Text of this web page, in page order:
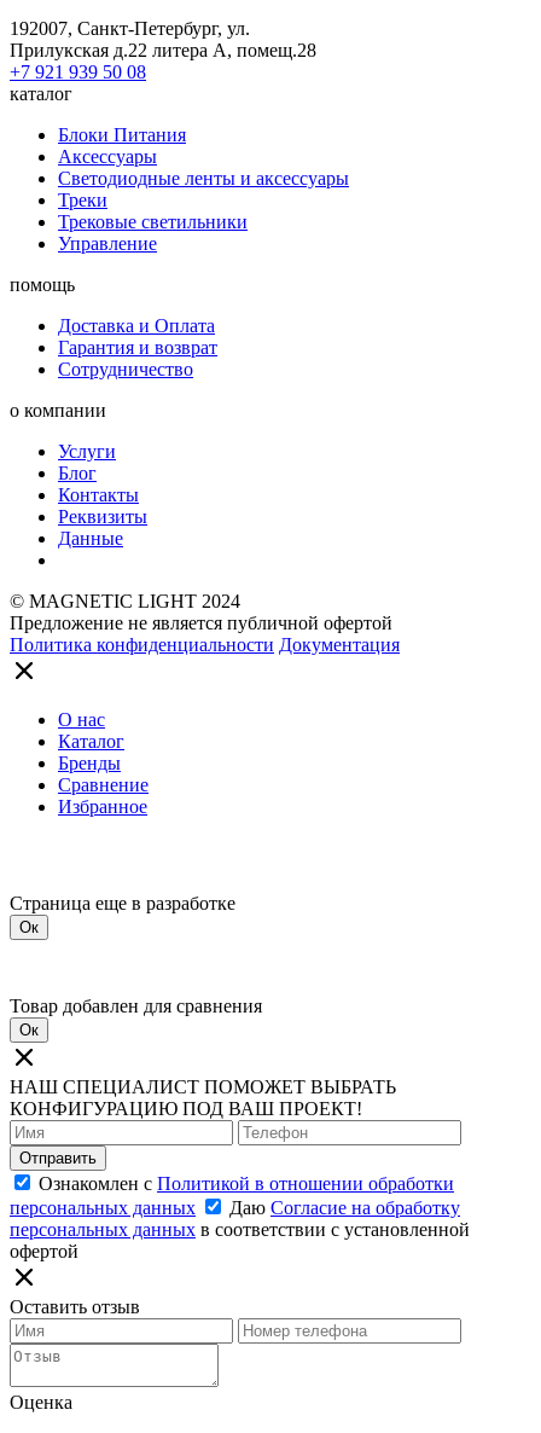
192007, Санкт-Петербург, ул.
Прилукская д.22 литера А, помещ.28
+7 921 939 50 08
каталог
Блоки Питания
Аксессуары
Светодиодные ленты и аксессуары
Треки
Трековые светильники
Управление
помощь
Доставка и Оплата
Гарантия и возврат
Сотрудничество
о компании
Услуги
Блог
Контакты
Реквизиты
Данные
© MAGNETIC LIGHT 2024
Предложение не является публичной офертой
Политика конфиденциальности Документация
О нас
Каталог
Бренды
Сравнение
Избранное
Страница еще в разработке
Ок
Товар добавлен для сравнения
Ок
НАШ СПЕЦИАЛИСТ ПОМОЖЕТ ВЫБРАТЬ
КОНФИГУРАЦИЮ ПОД ВАШ ПРОЕКТ!
Отправить
Ознакомлен с Политикой в отношении обработки
персональных данных
Даю Согласие на обработку
персональных данных в соответствии с установленной
офертой
Оставить отзыв
Оценка